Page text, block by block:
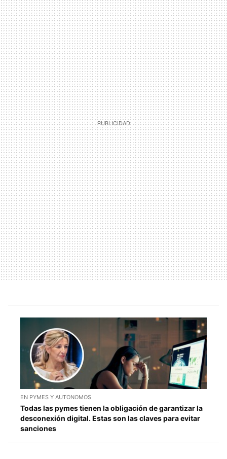
EN PYMES Y AUTONOMOS
Todas las pymes tienen la obligación de garantizar la
desconexión digital. Estas son las claves para evitar
sanciones